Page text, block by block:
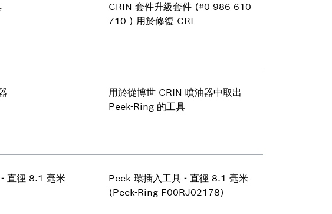
CRIN 套件升級套件 (#0 986 610
710 ) 用於修復 CRI
用於從博世 CRIN 噴油器中取出
Peek-Ring 的工具
直徑 8.1 毫米
Peek 環插入工具 - 直徑 8.1 毫米
(Peek-Ring F00RJ02178)